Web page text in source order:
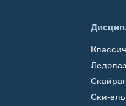
Ски-